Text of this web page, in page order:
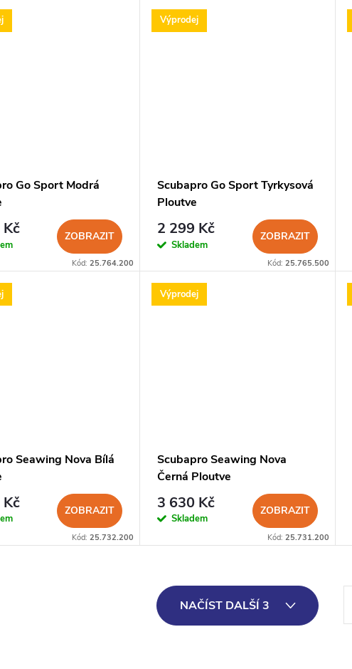
Go Sport Modrá
ZOBRAZIT
Kód:25.764.200
Výprodej
Scubapro Go Sport Tyrkysová
Ploutve
2 299 Kč
Skladem
ZOBRAZIT
Kód: 25.765.500
Seawing Nova Bílá
ZOBRAZIT
Kód:25.732.200
Výprodej
Scubapro Seawing Nova
Černá Ploutve
3 630 Kč
Skladem
ZOBRAZIT
Kód: 25.731.200
NAČÍST DALŠÍ 3